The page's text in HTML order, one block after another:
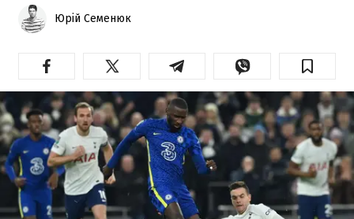
Юрій Семенюк